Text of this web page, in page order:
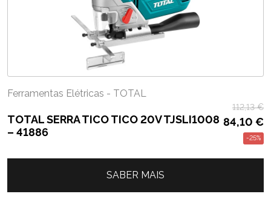
Ferramentas Elétricas - TOTAL
TOTAL SERRA TICO TICO 20V TJSLI1008
– 41886
112,13€
84,10 €
-25%
SABER MAIS